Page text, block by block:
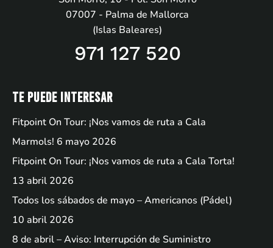
07007 - Palma de Mallorca
(Islas Baleares)
971 127 520
Te puede interesar
Fitpoint On Tour: ¡Nos vamos de ruta a Cala
Marmols! 6 mayo 2026
Fitpoint On Tour: ¡Nos vamos de ruta a Cala Torta!
13 abril 2026
Todos los sábados de mayo – Americanos (Pádel)
10 abril 2026
8 de abril – Aviso: Interrupción de Suministro